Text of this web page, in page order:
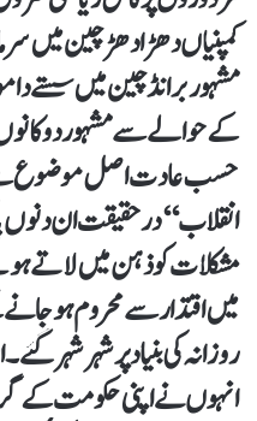
کمپنیاں دھڑا دھڑ چین میں
مشہور برانڈ چین میں سستے
کے حوالے سے مشہور
حسب عادت اصل موضوع سے
انقلاب‘‘ درحقیقت ان
میں اقتدار سے محروم
روزانہ کی بنیاد پر شہر شہر
انہوں نے اپنی حکومت کے